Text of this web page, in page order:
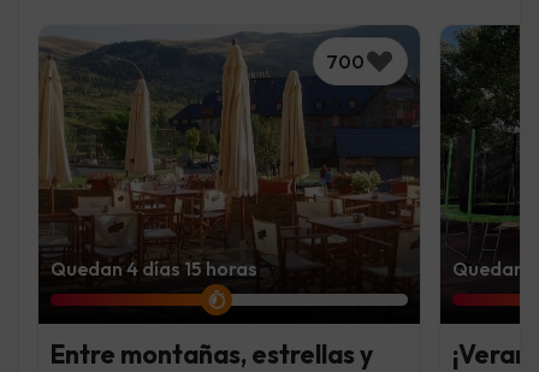
700
Quedan 4 días 15 horas
Entre montañas, estrellas y
Quedan